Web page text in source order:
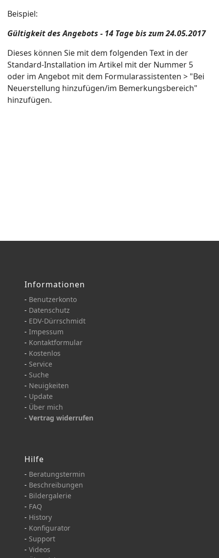
Beispiel:
Gültigkeit des Angebots - 14 Tage bis zum 24.05.2017
Dieses können Sie mit dem folgenden Text in der
Standard-Installation im Artikel mit der Nummer 5
oder im Angebot mit dem Formularassistenten > "Bei
Neuerstellung hinzufügen/im Bemerkungsbereich"
hinzufügen.
Informationen
- Benutzerkonto
- Datenschutz
- EDV-Dürrschmidt
- Impessum
- Kontaktformular
- Kostenlos
- Service
- Suche
- Neuigkeiten
- Update
- Über mich
- Vertrag widerrufen
Hilfe
- Beratungstermin
- Beschreibungen
- Bildergalerie
- FAQ
- History
- Konfigurator
- Support
- Videos